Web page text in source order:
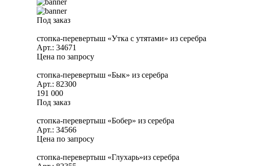
Под заказ
стопка-перевертыш «Утка с утятами» из серебра
Арт.: 34671
Цена по запросу
стопка-перевертыш «Бык» из серебра
Арт.: 82300
191 000
Под заказ
стопка-перевертыш «Бобер» из серебра
Арт.: 34566
Цена по запросу
стопка-перевертыш «Глухарь»из серебра